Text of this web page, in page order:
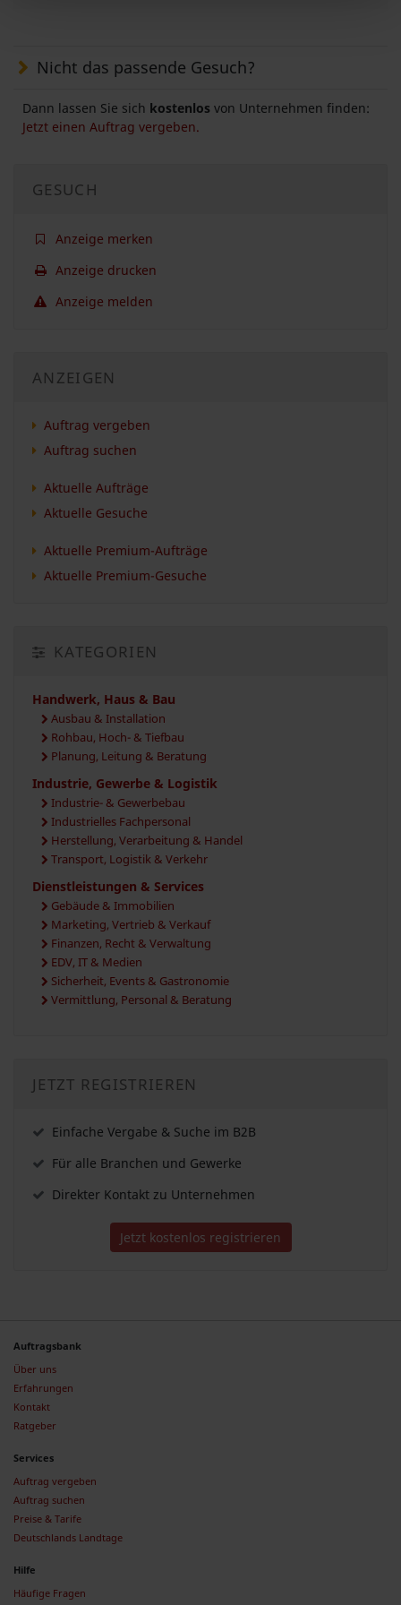
Nicht das passende Gesuch?
Dann lassen Sie sich kostenlos von Unternehmen finden:
Jetzt einen Auftrag vergeben.
GESUCH
Anzeige merken
Anzeige drucken
Anzeige melden
ANZEIGEN
Auftrag vergeben
Auftrag suchen
Aktuelle Aufträge
Aktuelle Gesuche
Aktuelle Premium-Aufträge
Aktuelle Premium-Gesuche
KATEGORIEN
Handwerk, Haus & Bau
Ausbau & Installation
Rohbau, Hoch- & Tiefbau
Planung, Leitung & Beratung
Industrie, Gewerbe & Logistik
Industrie- & Gewerbebau
Industrielles Fachpersonal
Herstellung, Verarbeitung & Handel
Transport, Logistik & Verkehr
Dienstleistungen & Services
Gebäude & Immobilien
Marketing, Vertrieb & Verkauf
Finanzen, Recht & Verwaltung
EDV, IT & Medien
Sicherheit, Events & Gastronomie
Vermittlung, Personal & Beratung
JETZT REGISTRIEREN
Einfache Vergabe & Suche im B2B
Für alle Branchen und Gewerke
Direkter Kontakt zu Unternehmen
Jetzt kostenlos registrieren
Auftragsbank
Über uns
Erfahrungen
Kontakt
Ratgeber
Services
Auftrag vergeben
Auftrag suchen
Preise & Tarife
Deutschlands Landtage
Hilfe
Häufige Fragen